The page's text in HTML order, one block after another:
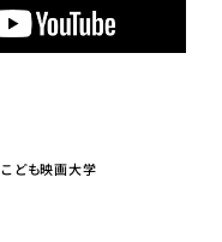
こども映画大学